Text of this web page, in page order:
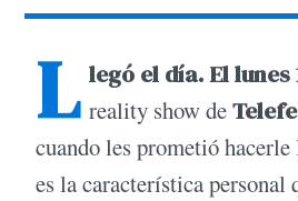
L legó el día. El
reality show de
cuando les prometió hacerle
es la característica